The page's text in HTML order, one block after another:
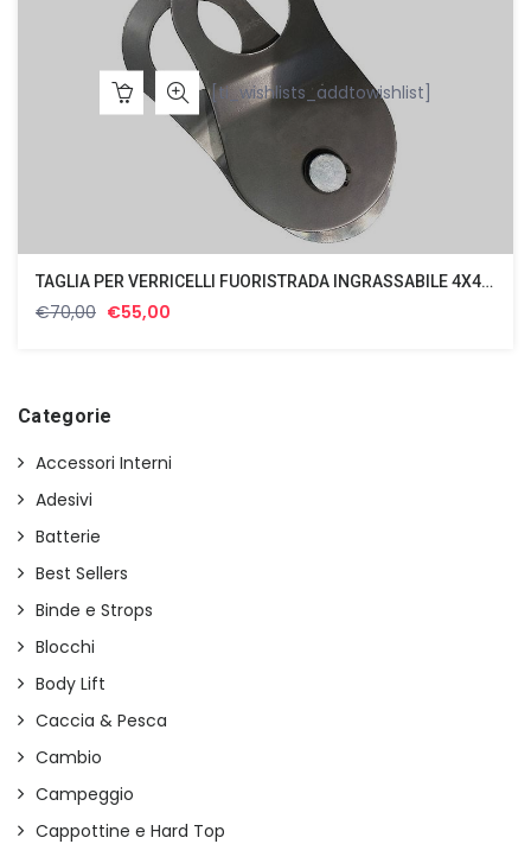
[ti_wishlists_addtowishlist]
TAGLIA PER VERRICELLI FUORISTRADA INGRASSABILE 4X4 15.000lbs (6.8 Tons)
€70,00 Il
€70,00.
€55,00
Categorie
Accessori Interni
Adesivi
Batterie
Best Sellers
Binde e Strops
Blocchi
Body Lift
Caccia & Pesca
Cambio
Campeggio
Cappottine e Hard Top